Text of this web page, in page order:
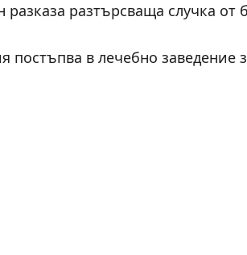
разтърсваща случка от
постъпва в лечебно заведение